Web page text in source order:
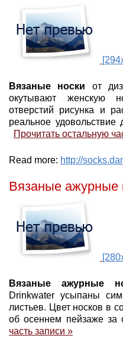
Вязаные носки от
окутывают женскую
отверстий рисунка и
реальное удовольствие
Прочитать остальную
Read more: http://
Вязаные ажурные
Вязаные ажурные
Drinkwater усыпаны
листьев. Цвет носков в
об осеннем пейзаже за
часть записи »